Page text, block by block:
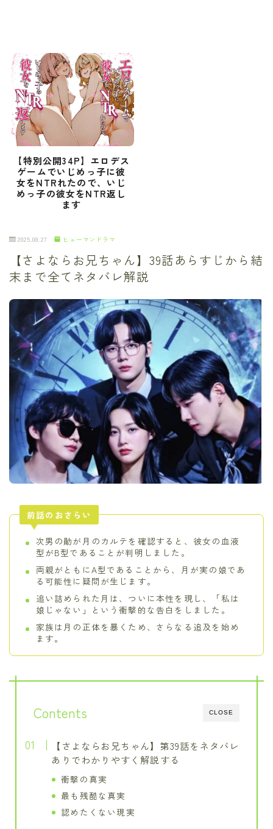
【特別公開34P】エロデス
ゲームでいじめっ子に彼
女をNTRれたので、いじ
めっ子の彼女をNTR返し
ます
2025.08.27 ヒューマンドラマ
【さよならお兄ちゃん】39話あらすじから結
末まで全てネタバレ解説
前話のおさらい
次男の勛が月のカルテを確認すると、彼女の血液
型がB型であることが判明しました。
両親がともにA型であることから、月が実の娘であ
る可能性に疑問が生じます。
追い詰められた月は、ついに本性を現し、「私は
娘じゃない」という衝撃的な告白をしました。
家族は月の正体を暴くため、さらなる追及を始め
ます。
CLOSE
Contents
【さよならお兄ちゃん】第39話をネタバレ
ありでわかりやすく解説する
衝撃の真実
最も残酷な真実
認めたくない現実